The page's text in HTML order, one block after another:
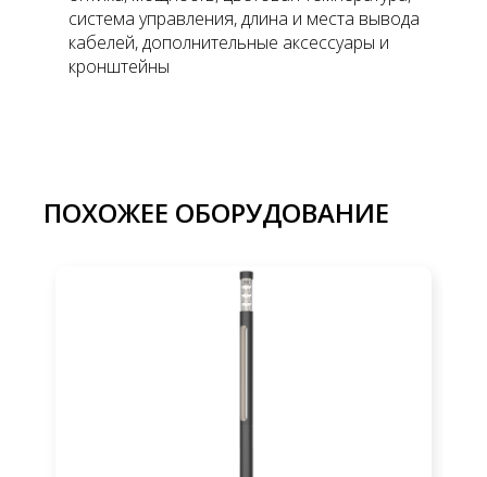
система управления, длина и места вывода
кабелей, дополнительные аксессуары и
кронштейны
ПОХОЖЕЕ ОБОРУДОВАНИЕ